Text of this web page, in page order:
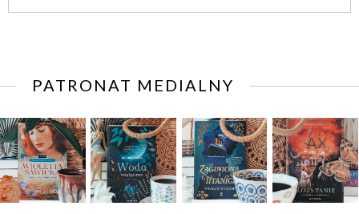
PATRONAT MEDIALNY